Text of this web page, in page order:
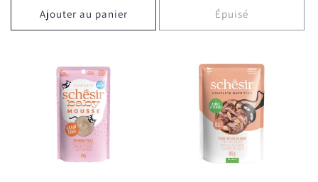
Ajouter au panier Épuisé